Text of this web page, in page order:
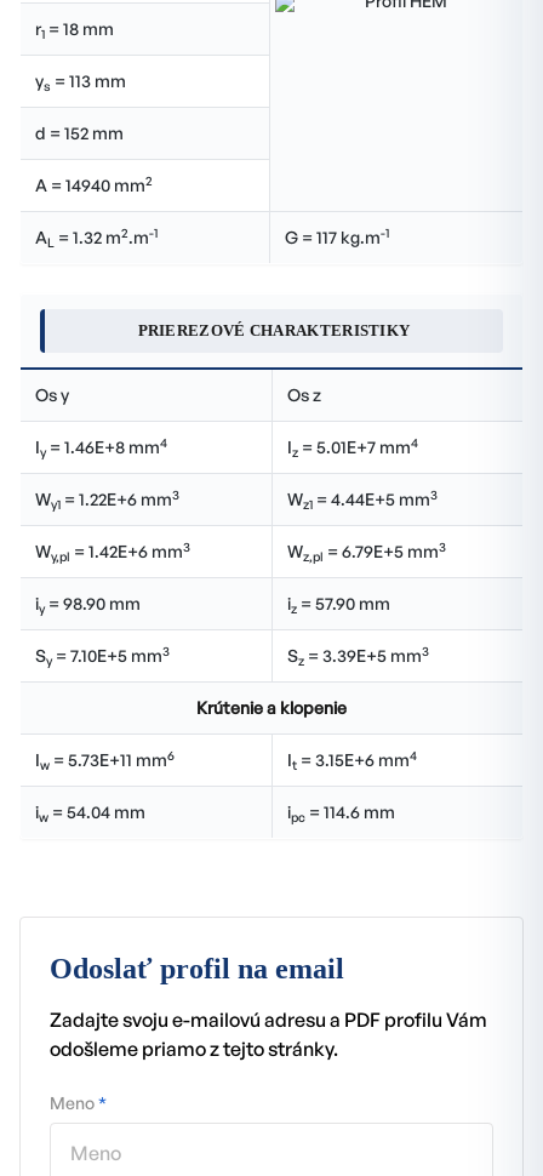
r1 = 18 mm
ys = 113 mm
d = 152 mm
A = 14940 mm2
AL = 1.32 m2.m-1 G = 117 kg.m-1
PRIEREZOVÉ CHARAKTERISTIKY
Os y Os z
Iy= 1.46E+8 mm4 Iz = 5.01E+7 mm4
Wy1 = 1.22E+6 mm3 Wz1 = 4.44E+5 mm3
Wy,pl = 1.42E+6 mm3 Wz,pl = 6.79E+5 mm3
iy= 98.90 mm iz = 57.90 mm
Sy= 7.10E+5 mm3 Sz = 3.39E+5 mm3
Krútenie a klopenie
Iw = 5.73E+11 mm6 It = 3.15E+6 mm4
iw = 54.04 mm ipc = 114.6 mm
Odoslať profil na email
Zadajte svoju e-mailovú adresu a PDF profilu Vám
odošleme priamo z tejto stránky.
Meno*